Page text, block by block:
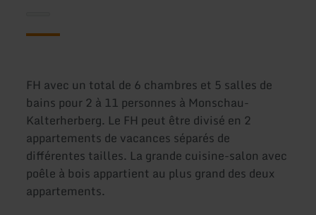
FH avec un total de 6 chambres et 5 salles de
bains pour 2 à 11 personnes à Monschau-
Kalterherberg. Le FH peut être divisé en 2
appartements de vacances séparés de
différentes tailles. La grande cuisine-salon avec
poêle à bois appartient au plus grand des deux
appartements.